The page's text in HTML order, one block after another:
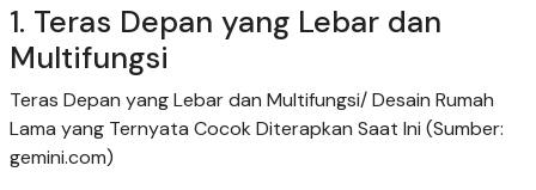
1. Teras Depan yang Lebar dan
Multifungsi
Teras Depan yang Lebar dan Multifungsi/ Desain Rumah
Lama yang Ternyata Cocok Diterapkan Saat Ini (Sumber:
gemini.com)